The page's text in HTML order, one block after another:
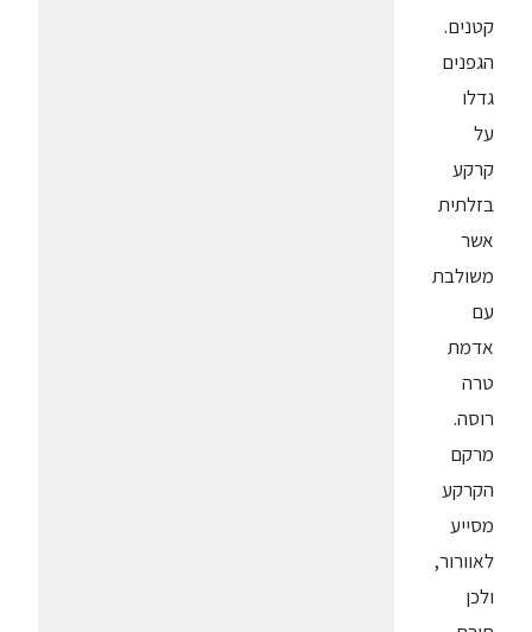
קטנים.
הגפנים
גדלו
על
קרקע
בזלתית
אשר
משולבת
עם
אדמת
טרה
רוסה.
מרקם
הקרקע
מסייע
לאוורור,
ולכן